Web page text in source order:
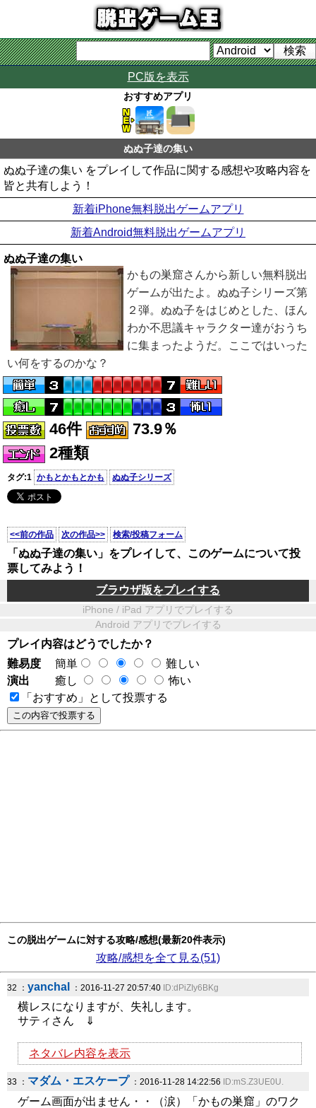
PC版を表示
おすすめアプリ
ぬぬ子達の集い
ぬぬ子達の集い をプレイして作品に関する感想や攻略内容を
皆と共有しよう！
新着iPhone無料脱出ゲームアプリ
新着Android無料脱出ゲームアプリ
ぬぬ子達の集い
かもの巣窟さんから新しい無料脱出
ゲームが出たよ。ぬぬ子シリーズ第
２弾。ぬぬ子をはじめとした、ほん
わか不思議キャラクター達がおうち
に集まったようだ。ここではいった
い何をするのかな？
46件
73.9％
2種類
タグ:1 かもとかもとかも ぬぬ子シリーズ
<<前の作品 次の作品>> 検索/投稿フォーム
「ぬぬ子達の集い」をプレイして、このゲームについて投
票してみよう！
ブラウザ版をプレイする
iPhone / iPad アプリでプレイする
Android アプリでプレイする
プレイ内容はどうでしたか？
難易度
簡単
難しい
演出
癒し
怖い
「おすすめ」として投票する
この脱出ゲームに対する攻略/感想(最新20件表示)
攻略/感想を全て見る(51)
32 ： yanchal ：2016-11-27 20:57:40 ID:dPiZIy6BKg
横レスになりますが、失礼します。
サティさん ⇓
ネタバレ内容を表示
33 ： マダム・エスケープ ：2016-11-28 14:22:56 ID:mS.Z3UE0U.
ゲーム画面が出ません・・（涙）「かもの巣窟」のワク